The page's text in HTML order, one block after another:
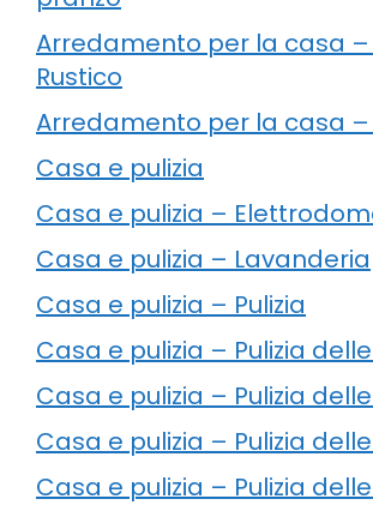
Arredamento per la casa –
Rustico
Arredamento per la casa –
Casa e pulizia
Casa e pulizia –
Casa e pulizia – Lavanderia
Casa e pulizia – Pulizia
Casa e pulizia – Pulizia
Casa e pulizia – Pulizia
Casa e pulizia – Pulizia
Casa e pulizia – Pulizia